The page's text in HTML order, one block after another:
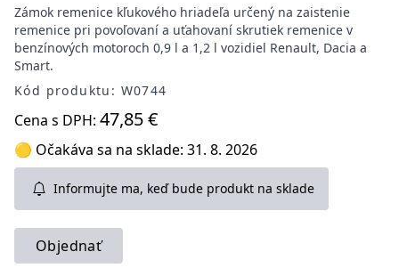
Zámok remenice kľukového hriadeľa určený na zaistenie
remenice pri povoľovaní a uťahovaní skrutiek remenice v
benzínových motoroch 0,9 l a 1,2 l vozidiel Renault, Dacia a
Smart.
Kód produktu: W0744
Cena s DPH: 47,85 €
🟡 Očakáva sa na sklade: 31. 8. 2026
Informujte ma, keď bude produkt na sklade
Objednať